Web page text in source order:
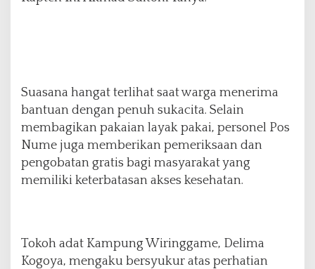
Suasana hangat terlihat saat warga menerima
bantuan dengan penuh sukacita. Selain
membagikan pakaian layak pakai, personel Pos
Nume juga memberikan pemeriksaan dan
pengobatan gratis bagi masyarakat yang
memiliki keterbatasan akses kesehatan.
Tokoh adat Kampung Wiringgame, Delima
Kogoya, mengaku bersyukur atas perhatian